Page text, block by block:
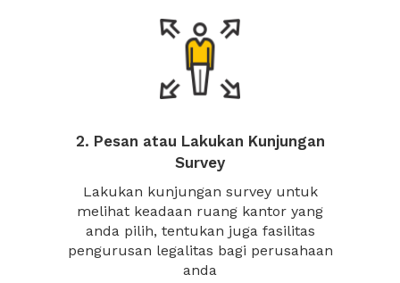
2. Pesan atau Lakukan Kunjungan
Survey
Lakukan kunjungan survey untuk
melihat keadaan ruang kantor yang
anda pilih, tentukan juga fasilitas
pengurusan legalitas bagi perusahaan
anda